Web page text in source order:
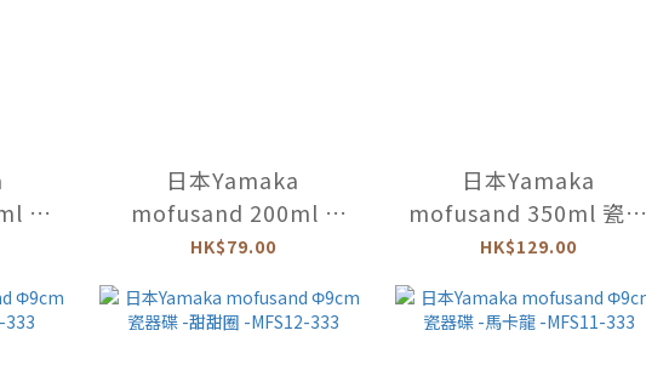
/
龍 -
日本Yamaka
mofusand 200ml /
D10cm瓷器碗 -甜甜圈 -
HK$79.00
日本Yamaka
mofusand 350ml 瓷器
耳杯 -馬卡龍 -MFS11-
HK$129.00